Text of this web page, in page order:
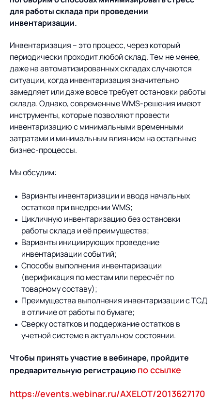
учебных заведений
База знаний
База знаний
для работы склада при проведении
инвентаризации.
Инвентаризация – это процесс, через который
периодически проходит любой склад. Тем не менее,
даже на автоматизированных складах случаются
ситуации, когда инвентаризация значительно
замедляет или даже вовсе требует остановки работы
склада. Однако, современные WMS-решения имеют
инструменты, которые позволяют провести
инвентаризацию с минимальными временными
затратами и минимальным влиянием на остальные
бизнес-процессы.
Мы обсудим:
Варианты инвентаризации и ввода начальных
остатков при внедрении WMS;
Цикличную инвентаризацию без остановки
работы склада и её преимущества;
Варианты инициирующих проведение
инвентаризации событий;
Способы выполнения инвентаризации
(верификация по местам или пересчёт по
товарному составу);
Преимущества выполнения инвентаризации с ТСД
в отличие от работы по бумаге;
Сверку остатков и поддержание остатков в
учетной системе в актуальном состоянии.
Чтобы принять участие в вебинаре, пройдите
предварительную регистрацию по ссылке
https://events.webinar.ru/AXELOT/2013627170